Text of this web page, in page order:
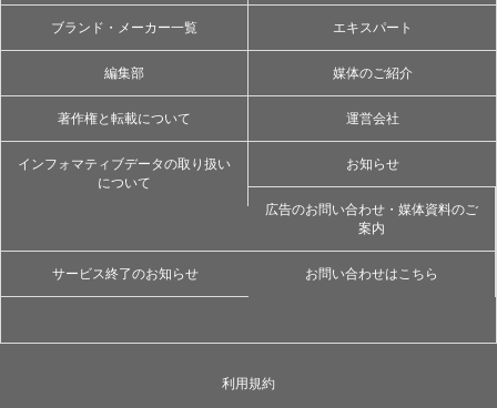
ブランド・メーカー一覧 エキスパート
編集部 媒体のご紹介
著作権と転載について 運営会社
インフォマティブデータの取り扱い
について
お知らせ
広告のお問い合わせ・媒体資料のご
案内
サービス終了のお知らせ お問い合わせはこちら
利用規約